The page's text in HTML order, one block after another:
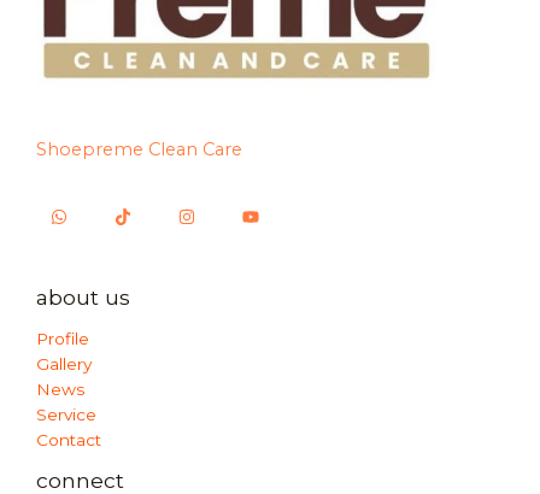
Shoepreme Clean Care
about us
Profile
Gallery
News
Service
Contact
connect